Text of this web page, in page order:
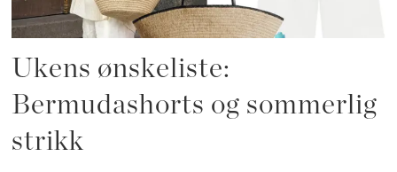
Ukens ønskeliste:
Bermudashorts og sommerlig
strikk